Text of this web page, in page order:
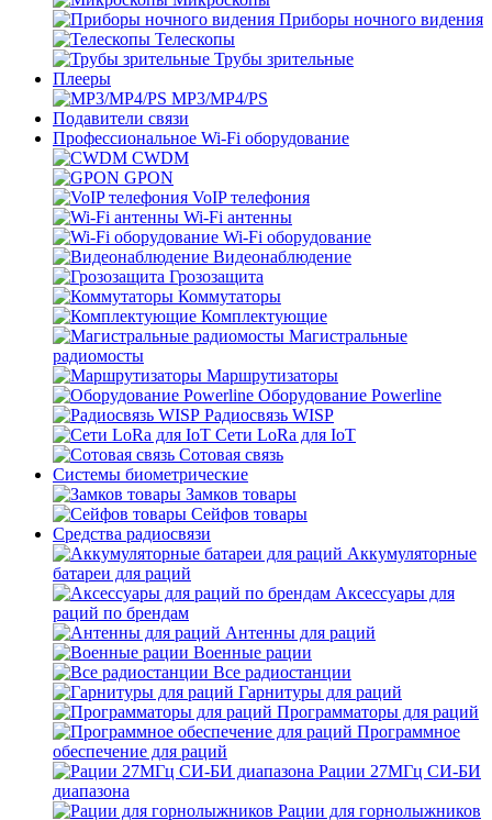
Приборы ночного видения
Телескопы
Трубы зрительные
Плееры
MP3/MP4/PS
Подавители связи
Профессиональное Wi-Fi оборудование
CWDM
GPON
VoIP телефония
Wi-Fi антенны
Wi-Fi оборудование
Видеонаблюдение
Грозозащита
Коммутаторы
Комплектующие
Магистральные
радиомосты
Маршрутизаторы
Оборудование Powerline
Радиосвязь WISP
Сети LoRa для IoT
Сотовая связь
Системы биометрические
Замков товары
Сейфов товары
Средства радиосвязи
Аккумуляторные
батареи для раций
Аксессуары для
раций по брендам
Антенны для раций
Военные рации
Все радиостанции
Гарнитуры для раций
Программаторы для раций
Программное
обеспечение для раций
Рации 27МГц СИ-БИ
диапазона
Рации для горнолыжников